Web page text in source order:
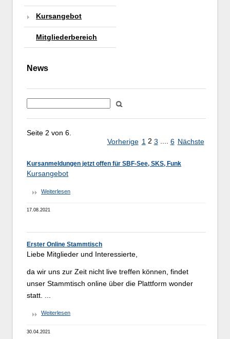
Kursangebot
Mitgliederbereich
News
Seite 2 von 6.
Vorherige 1 2 3 .... 6 Nächste
Kursanmeldungen jetzt offen für SBF-See, SKS, Funk
Kursangebot
Weiterlesen
17.08.2021
Erster Online Stammtisch
Liebe Mitglieder und Interessierte,
da wir uns zur Zeit nicht live treffen können, findet
unser Stammtisch online über die Plattform wonder
statt. ...
Weiterlesen
30.04.2021